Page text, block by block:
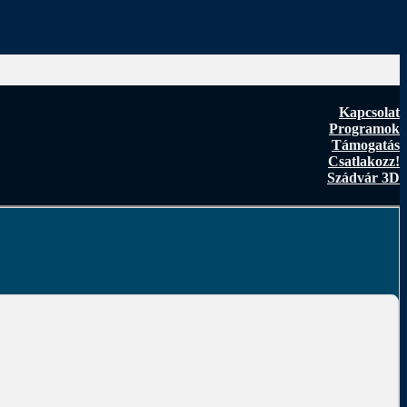
Kapcsolat
Programok
Támogatás
Csatlakozz!
Szádvár 3D